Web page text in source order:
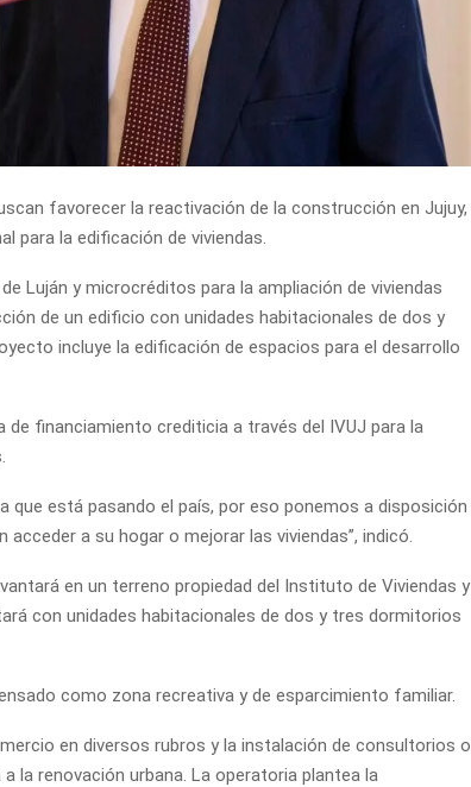
favorecer la reactivación de la construcción en Jujuy,
para la edificación de viviendas.
Luján y microcréditos para la ampliación de viviendas
de un edificio con unidades habitacionales de dos y
incluye la edificación de espacios para el desarrollo
de financiamiento crediticia a través del IVUJ para la
que está pasando el país, por eso ponemos a disposición
a su hogar o mejorar las viviendas”, indicó.
en un terreno propiedad del Instituto de Viviendas y
con unidades habitacionales de dos y tres dormitorios
como zona recreativa y de esparcimiento familiar.
en diversos rubros y la instalación de consultorios o
la renovación urbana. La operatoria plantea la